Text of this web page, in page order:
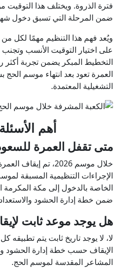
فترة الذروة. ويختلف هذا التوقيت
ضمن المرحلة التي تسبق دخول
ويُعد فهم هذا التنظيم مهمًا لكل
على اختيار التوقيت الأنسب
التخطيط المبكر يضمن تجربة أكثر
العمرة تعود بعد انتهاء موسم
التشغيلية المعتمدة.
أهم
متى تقفل العمرة للسعوديين
خلال موسم 2026، تم
الإجراءات التنظيمية المسبقة
ضمن خطة إدارة الحشود
هل يوجد موعد ثابت
لا، لا يوجد تاريخ ثابت يتم
الإيقاف حسب خطة إدارة الحشود
المشاعر المقدسة لموسم الحج.